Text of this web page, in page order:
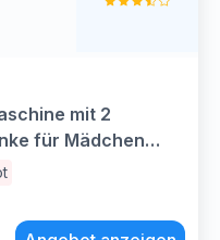
mit 2
für Mädchen
alt 4-12 Jahre alt
Geschenk für